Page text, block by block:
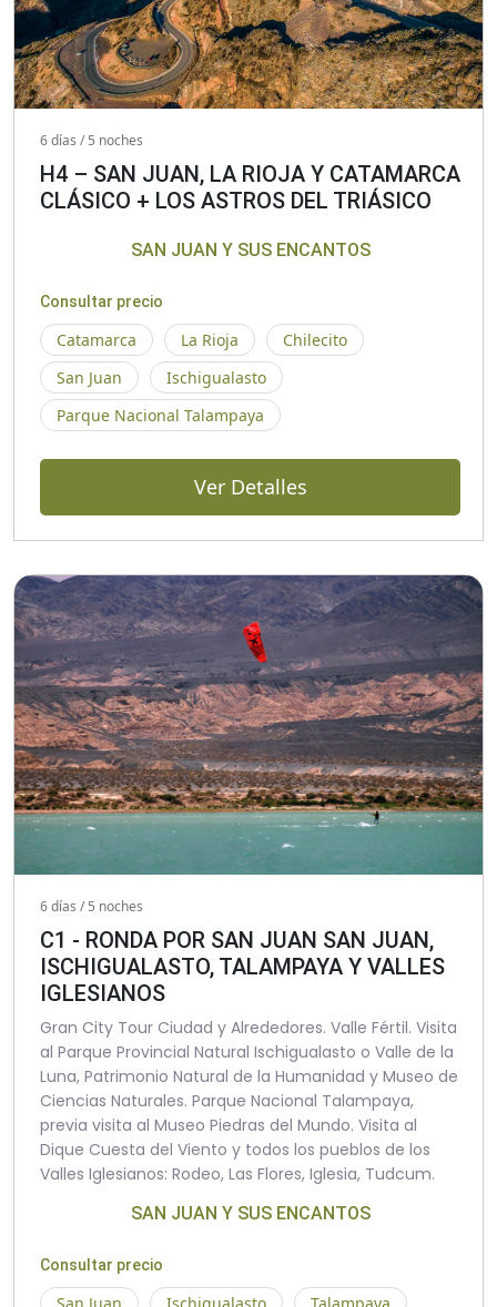
6 días / 5 noches
H4 – SAN JUAN, LA RIOJA Y CATAMARCA
CLÁSICO + LOS ASTROS DEL TRIÁSICO
SAN JUAN Y SUS ENCANTOS
Consultar precio
Catamarca La Rioja
Chilecito
San Juan
Ischigualasto
Parque Nacional Talampaya
Ver Detalles
6 días / 5 noches
C1 - RONDA POR SAN JUAN SAN JUAN,
ISCHIGUALASTO, TALAMPAYA Y VALLES
IGLESIANOS
Gran City Tour Ciudad y Alrededores. Valle Fértil. Visita
al Parque Provincial Natural Ischigualasto o Valle de la
Luna, Patrimonio Natural de la Humanidad y Museo de
Ciencias Naturales. Parque Nacional Talampaya,
previa visita al Museo Piedras del Mundo. Visita al
Dique Cuesta del Viento y todos los pueblos de los
Valles Iglesianos: Rodeo, Las Flores, Iglesia, Tudcum.
SAN JUAN Y SUS ENCANTOS
Consultar precio